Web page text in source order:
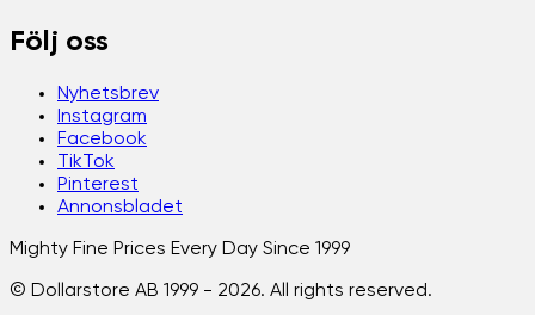
Följ oss
Nyhetsbrev
Instagram
Facebook
TikTok
Pinterest
Annonsbladet
Mighty Fine Prices Every Day Since 1999
© Dollarstore AB 1999 - 2026. All rights reserved.